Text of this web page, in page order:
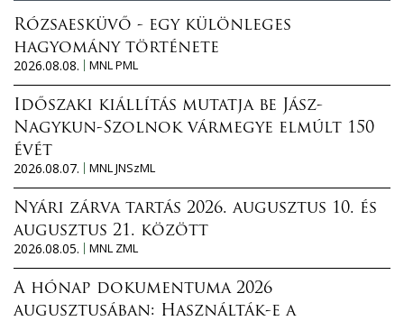
Rózsaesküvő - egy különleges
hagyomány története
2026.08.08.
MNL PML
Időszaki kiállítás mutatja be Jász-
Nagykun-Szolnok vármegye elmúlt 150
évét
2026.08.07.
MNL JNSzML
Nyári zárva tartás 2026. augusztus 10. és
augusztus 21. között
2026.08.05.
MNL ZML
A hónap dokumentuma 2026
augusztusában: Használták-e a